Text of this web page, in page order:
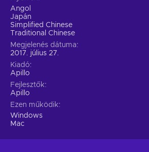
Angol
Japán
Simplified Chinese
Traditional Chinese
Megjelenés dátuma
2017. július 27.
Kiadó
Apillo
Fejlesztők
Apillo
Ezen működik
Windows
Mac